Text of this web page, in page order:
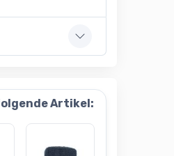
Artikel: